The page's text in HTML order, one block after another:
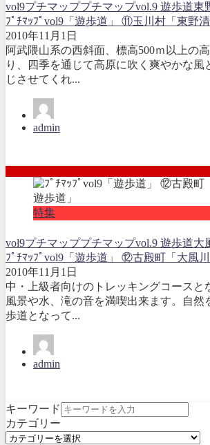
vol9プチマッププチマップvol.9 遊歩道東
ﾌﾟﾁﾏｯﾌﾟvol9「遊歩道」 ⑪玉川村「東野清
2010年11月1日
阿武隈山系の西斜面、標高500ｍ以上の
り、四季を通じて高原に吹く爽やかな風
じさせてくれ...
admin
特集
vol9プチマッププチマップvol.9 遊歩道大
ﾌﾟﾁﾏｯﾌﾟvol9「遊歩道」 ⑫古殿町「大風川
2010年11月1日
中・上級者向けのトレッキングコースと
風景や水、滝の音を満喫出来ます。自然
歩道となって...
admin
キーワード
カテゴリー